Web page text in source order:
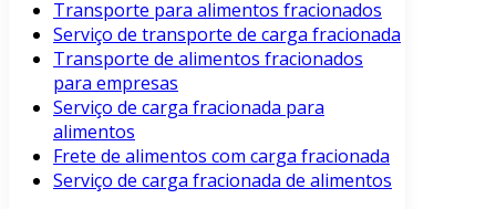
Transporte para alimentos fracionados
Serviço de transporte de carga fracionada
Transporte de alimentos fracionados
para empresas
Serviço de carga fracionada para
alimentos
Frete de alimentos com carga fracionada
Serviço de carga fracionada de alimentos